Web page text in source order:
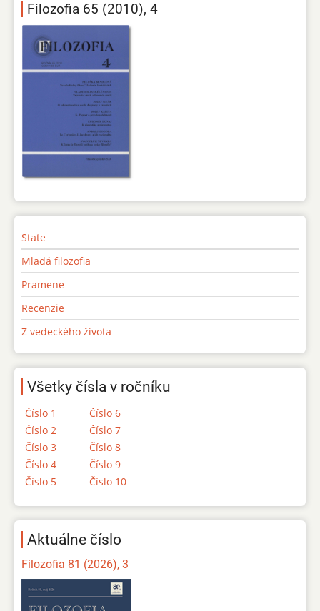
Filozofia 65 (2010), 4
State
Mladá filozofia
Pramene
Recenzie
Z vedeckého života
Všetky čísla v ročníku
Číslo 1
Číslo 2
Číslo 3
Číslo 4
Číslo 5
Číslo 6
Číslo 7
Číslo 8
Číslo 9
Číslo 10
Aktuálne číslo
Filozofia 81 (2026), 3